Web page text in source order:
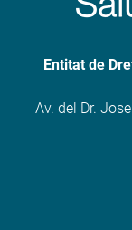
Entitat de
Av. del Dr.